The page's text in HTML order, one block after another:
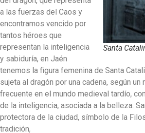
Santa
a las fuerzas del Caos y
encontramos vencido por
tantos héroes que
representan la inteligencia
y sabiduría, en Jaén
tenemos la figura femenina de Santa
sujeta al dragón por una cadena, según
frecuente en el mundo medieval tardío,
de la inteligencia, asociada a la belleza.
protectora de la ciudad, símbolo de la
tradición,